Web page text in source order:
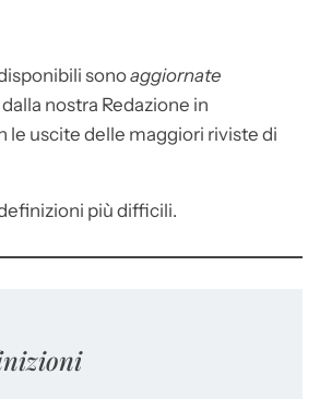
sonoaggiornate
dalla nostra Redazione in
le uscite delle maggiori riviste di
più difficili.